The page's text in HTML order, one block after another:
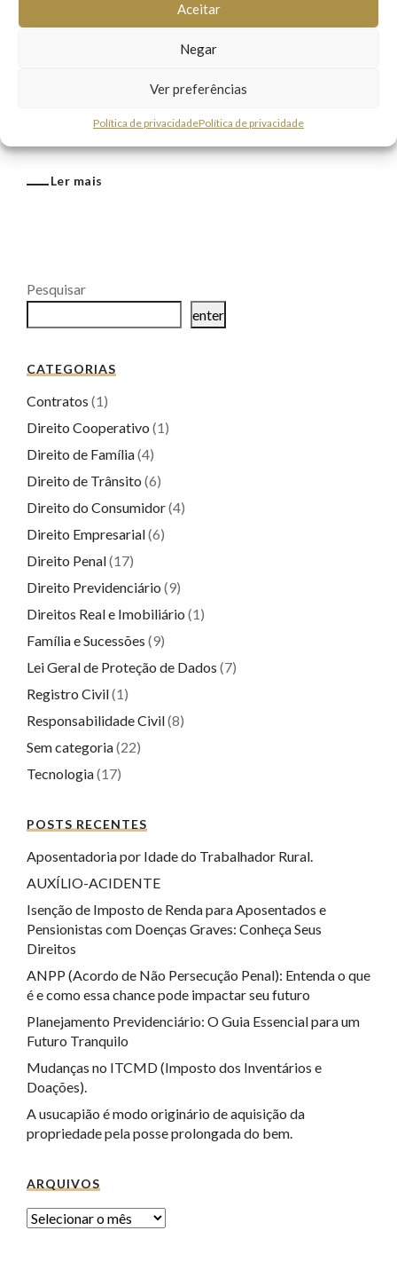
Aceitar
Negar
Ver preferências
Política de privacidadePolítica de privacidade
O Supremo Tribunal de Justiça aprovou nova Súmula
sobre a possibilidade de os herdeiros serem indenizados
Cumpre explicar, que as Súmulas aprovadas pelos
Ler mais
Pesquisar
enter
CATEGORIAS
Contratos (1)
Direito Cooperativo (1)
Direito de Família(4)
Direito de Trânsito (6)
Direito do Consumidor(4)
Direito Empresarial(6)
Direito Penal(17)
Direito Previdenciário (9)
Direitos Real e Imobiliário (1)
Família e Sucessões (9)
Lei Geral de Proteção de Dados (7)
Registro Civil(1)
Responsabilidade Civil(8)
Sem categoria(22)
Tecnologia(17)
POSTS RECENTES
Aposentadoria por Idade do Trabalhador Rural.
AUXÍLIO-ACIDENTE
Isenção de Imposto de Renda para Aposentados e
Pensionistas com Doenças Graves: Conheça Seus
Direitos
ANPP (Acordo de Não Persecução Penal): Entenda o que
é e como essa chance pode impactar seu futuro
Planejamento Previdenciário: O Guia Essencial para um
Futuro Tranquilo
Mudanças no ITCMD (Imposto dos Inventários e
Doações).
A usucapião é modo originário de aquisição da
propriedade pela posse prolongada do bem.
ARQUIVOS